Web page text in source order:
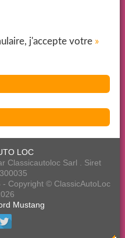
j'accepte votre »
LOC
Classicautoloc Sarl . Siret
- Copyright © ClassicAutoLoc
Mustang